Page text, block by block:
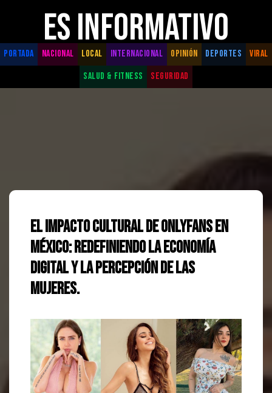
ES INFORMATIVO
PORTADA NACIONAL LOCAL INTERNACIONAL OPINIÓN DEPORTES
VIRAL
SALUD & FITNESS
SEGURIDAD
El impacto cultural de OnlyFans en
México: Redefiniendo la economía
digital y la percepción de las
mujeres.